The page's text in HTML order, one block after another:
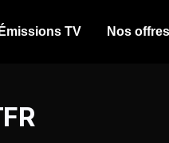
Émissions TV Nos offres